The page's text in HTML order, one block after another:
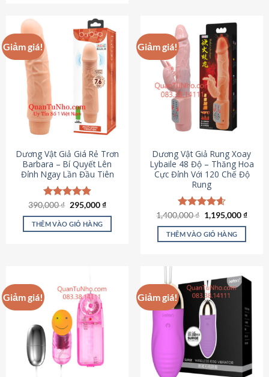
Giảm giá!
Dương Vật Giả Giá Rẻ Trơn
Barbara – Bí Quyết Lên
Đỉnh Ngay Lần Đầu Tiên
Được xếp
hạng4.90
5 sao
390,000₫ Giá
là:
390,000 ₫.
295,000₫Giá
tại
THÊM VÀO GIỎ HÀNG
Giảm giá!
Dương Vật Giả Rung Xoay
Lybaile 48 Độ – Thăng Hoa
Cực Đỉnh Với 120 Chế Độ
Rung
Được xếp
hạng4.62
5 sao
1,400,000₫ Giá
gốc
là:
1,400,000 ₫.
1,195,000₫Giá
THÊM VÀO GIỎ HÀNG
Giảm giá! Giảm giá!